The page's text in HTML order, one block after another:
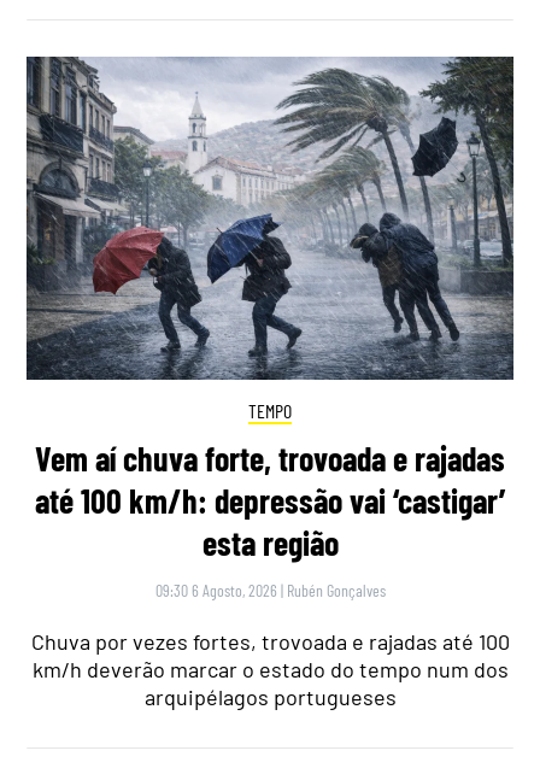
TEMPO
Vem aí chuva forte, trovoada e rajadas
até 100 km/h: depressão vai ‘castigar’
esta região
09:30 6 Agosto, 2026 | Rubén Gonçalves
Chuva por vezes fortes, trovoada e rajadas até 100
km/h deverão marcar o estado do tempo num dos
arquipélagos portugueses